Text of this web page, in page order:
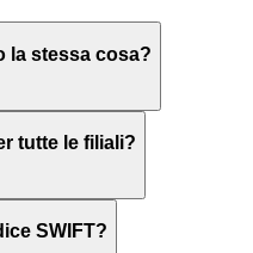
la stessa cosa?
for Worldwide
tra diversi Paesi.
tutte le filiali?
le banche utilizzano
SWIFT?